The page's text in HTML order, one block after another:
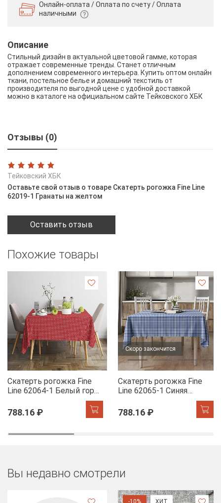
Онлайн-оплата / Оплата по счету /Оплата
наличными
Описание
Стильный дизайн в актуальной цветовой гамме, которая
отражает современные тренды. Станет отличным
дополнением современного интерьера. Купить оптом онлайн
ткани, постельное белье и домашний текстиль от
производителя по выгодной цене с удобной доставкой
можно в каталоге на официальном сайте Тейковского ХБК
Отзывы (0)
Тейковский ХБК
Оставьте свой отзыв о товаре Скатерть рогожка Fine Line
62019-1 Гранаты на желтом
Оставить отзыв
Похожие товары
Скатерть рогожка Fine
Line 62064-1 Белый горох
788.16 ₽
Скоро закончится
Скатерть рогожка Fine
Line 62065-1 Синяя
788.16 ₽
Вы недавно смотрели